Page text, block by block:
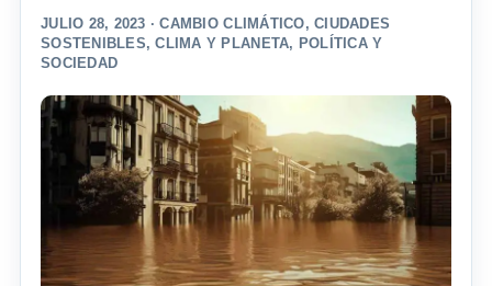
JULIO 28, 2023 ·CAMBIO CLIMÁTICO,CIUDADES
SOSTENIBLES,CLIMA Y PLANETA, POLÍTICA Y
SOCIEDAD